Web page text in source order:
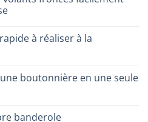
à réaliser à la
boutonnière en une seule
banderole